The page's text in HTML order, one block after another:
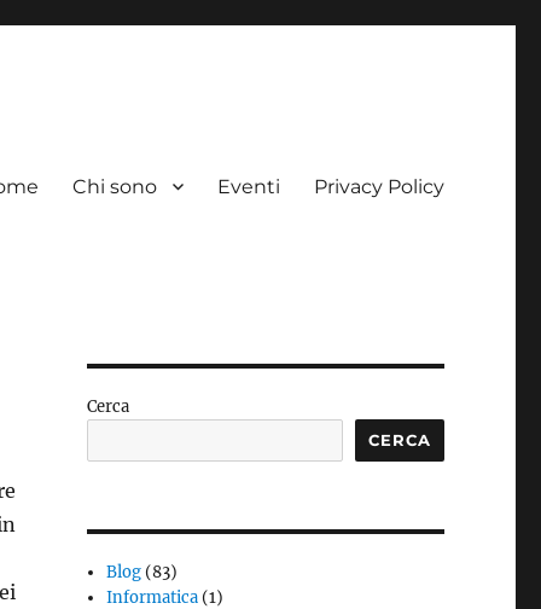
Chi sono Eventi Privacy Policy
Cerca
CERCA
Blog (83)
Informatica (1)